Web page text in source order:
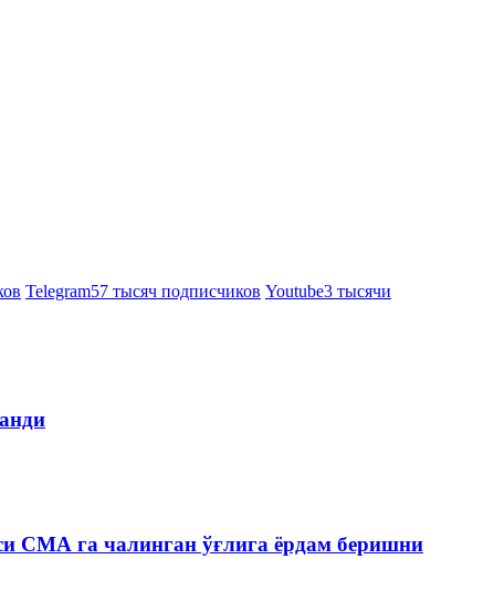
Telegram57 тысяч подписчиков Youtube3 тысячи
СМА га чалинган ўғлига ёрдам беришни